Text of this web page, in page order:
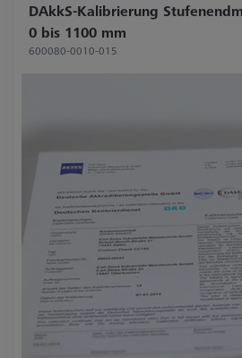
DAkkS-Kalibrierung
0 bis 1100 mm
600080-0010-015